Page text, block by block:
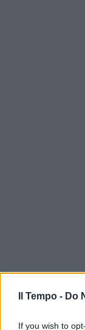
Il Tempo - Do
If you wish to